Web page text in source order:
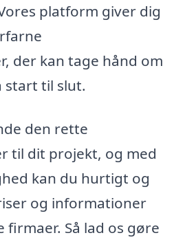
platform giver dig
der kan tage hånd om
start til slut.
den rette
til dit projekt, og med
kan du hurtigt og
og informationer
Så lad os gøre